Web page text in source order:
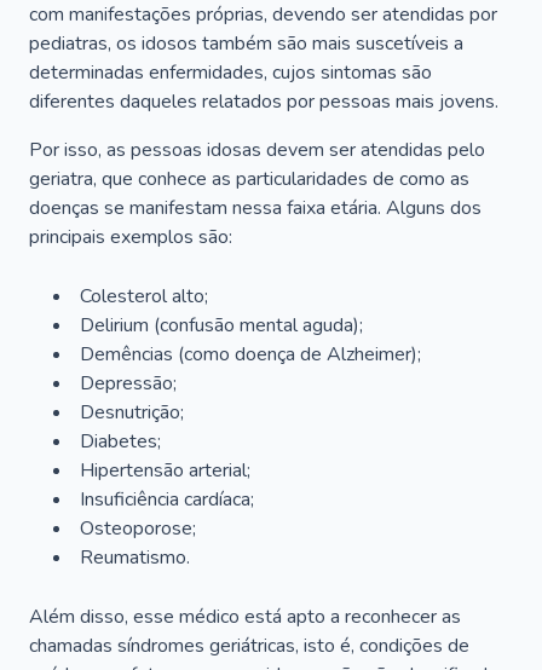
com manifestações próprias, devendo ser atendidas por
pediatras, os idosos também são mais suscetíveis a
determinadas enfermidades, cujos sintomas são
diferentes daqueles relatados por pessoas mais jovens.
Por isso, as pessoas idosas devem ser atendidas pelo
geriatra, que conhece as particularidades de como as
doenças se manifestam nessa faixa etária. Alguns dos
principais exemplos são:
Colesterol alto;
Delirium (confusão mental aguda);
Demências (como doença de Alzheimer);
Depressão;
Desnutrição;
Diabetes;
Hipertensão arterial;
Insuficiência cardíaca;
Osteoporose;
Reumatismo.
Além disso, esse médico está apto a reconhecer as
chamadas síndromes geriátricas, isto é, condições de